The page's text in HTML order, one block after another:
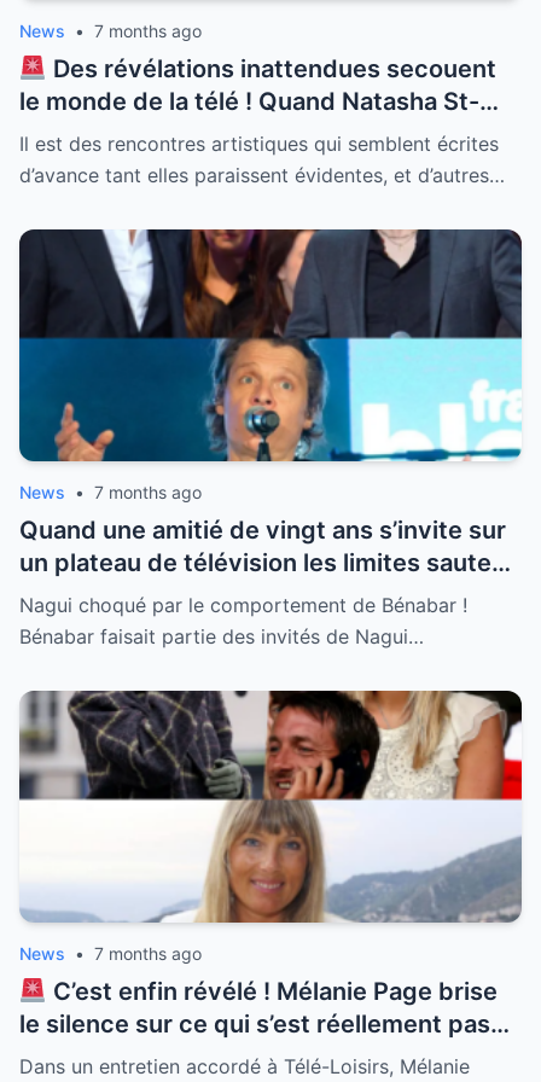
News • 7 months ago
Des révélations inattendues secouent
le monde de la télé ! Quand Natasha St-
Pier débarque sur le plateau de Jean-Luc
Reichmann l’alchimie est immédiate mais
“Lorsque l’épouse est dans les parages…”
cette petite phrase en dit long sur
l’ambiance réelle qui régnait lors du
tournage. Entre complicité affichée et
surveillance discrète découvrez comment
la femme de l’animateur a influencé leur
relation et ce qui s’est vraiment passé une
fois les caméras éteintes. La vérité sur ce
trio surprenant est enfin dévoilée.
Il est des rencontres artistiques qui semblent écrites
d’avance tant elles paraissent évidentes, et d’autres…
News • 7 months ago
Quand une amitié de vingt ans s’invite sur
un plateau de télévision les limites sautent
parfois sans prévenir. Nagui a été
littéralement scotché par l’attitude
dernière rencontre télévisuelle. Entre
révélations gênantes et comportement
dissipé le chanteur n’a épargné personne
et surtout pas l’animateur qui a eu bien du
mal à reprendre le fil de son émission. Une
séquence culte qui prouve que l’amitié
entre stars peut être explosive et pleine
de surprises inattendues.
Nagui choqué par le comportement de Bénabar !
Bénabar faisait partie des invités de Nagui…
News • 7 months ago
C’est enfin révélé ! Mélanie Page brise
le silence sur ce qui s’est réellement passé
en coulisses avec Natasha St-Pier. Alors
Dans un entretien accordé à Télé-Loisirs, Mélanie